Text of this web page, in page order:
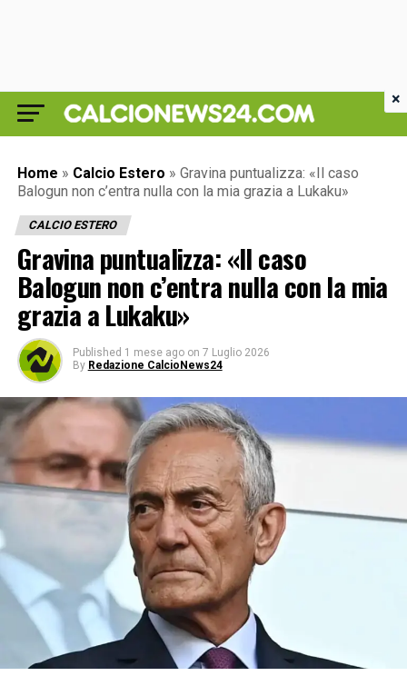
Home » Calcio Estero » Gravina puntualizza: «Il caso
Balogun non c’entra nulla con la mia grazia a Lukaku»
CALCIO ESTERO
Gravina puntualizza: «Il caso
Balogun non c’entra nulla con la mia
grazia a Lukaku»
Published 1 mese ago on 7 Luglio 2026
By Redazione CalcioNews24
×